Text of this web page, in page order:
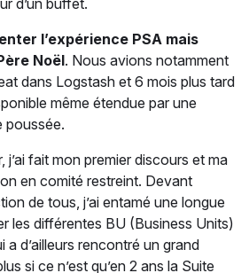
d’un buffet.
l’expérience PSA mais
Noël. Nous avions notamment
dans Logstash et 6 mois plus tard
même étendue par une
poussée.
j’ai fait mon premier discours et ma
en comité restreint. Devant
de tous, j’ai entamé une longue
les différentes BU (Business Units)
a d’ailleurs rencontré un grand
si ce n’est qu’en 2 ans la Suite